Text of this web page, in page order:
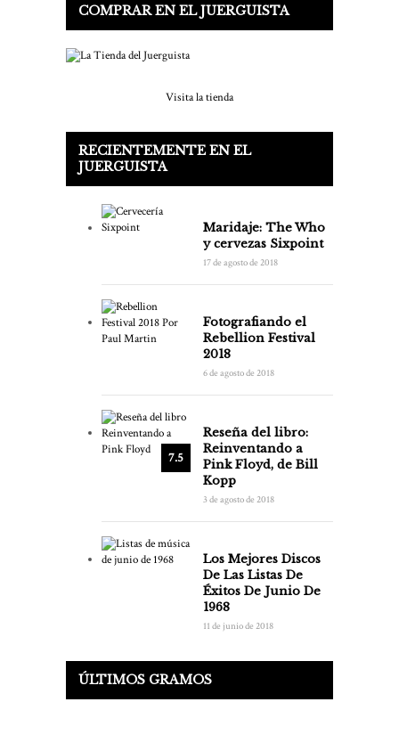
COMPRAR EN EL JUERGUISTA
Visita la tienda
RECIENTEMENTE EN EL
JUERGUISTA
Maridaje: The Who
y cervezas Sixpoint
17 de agosto de 2018
Fotografiando el
Rebellion Festival
2018
6 de agosto de 2018
7.5
Reseña del libro:
Reinventando a
Pink Floyd, de Bill
Kopp
3 de agosto de 2018
Los Mejores Discos
De Las Listas De
Éxitos De Junio De
1968
11 de junio de 2018
ÚLTIMOS GRAMOS